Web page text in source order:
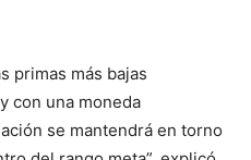
primas más bajas
con una moneda
se mantendrá en torno